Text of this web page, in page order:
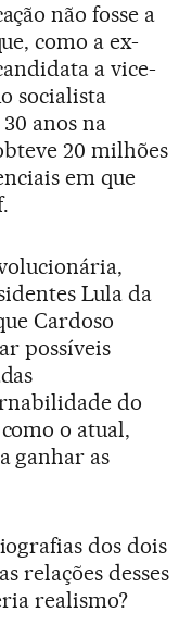
não fosse a
como a ex-
a vice-
socialista
anos na
20 milhões
em que
Lula da
Cardoso
possíveis
do
o atual,
ganhar as
dos dois
relações desses
realismo?